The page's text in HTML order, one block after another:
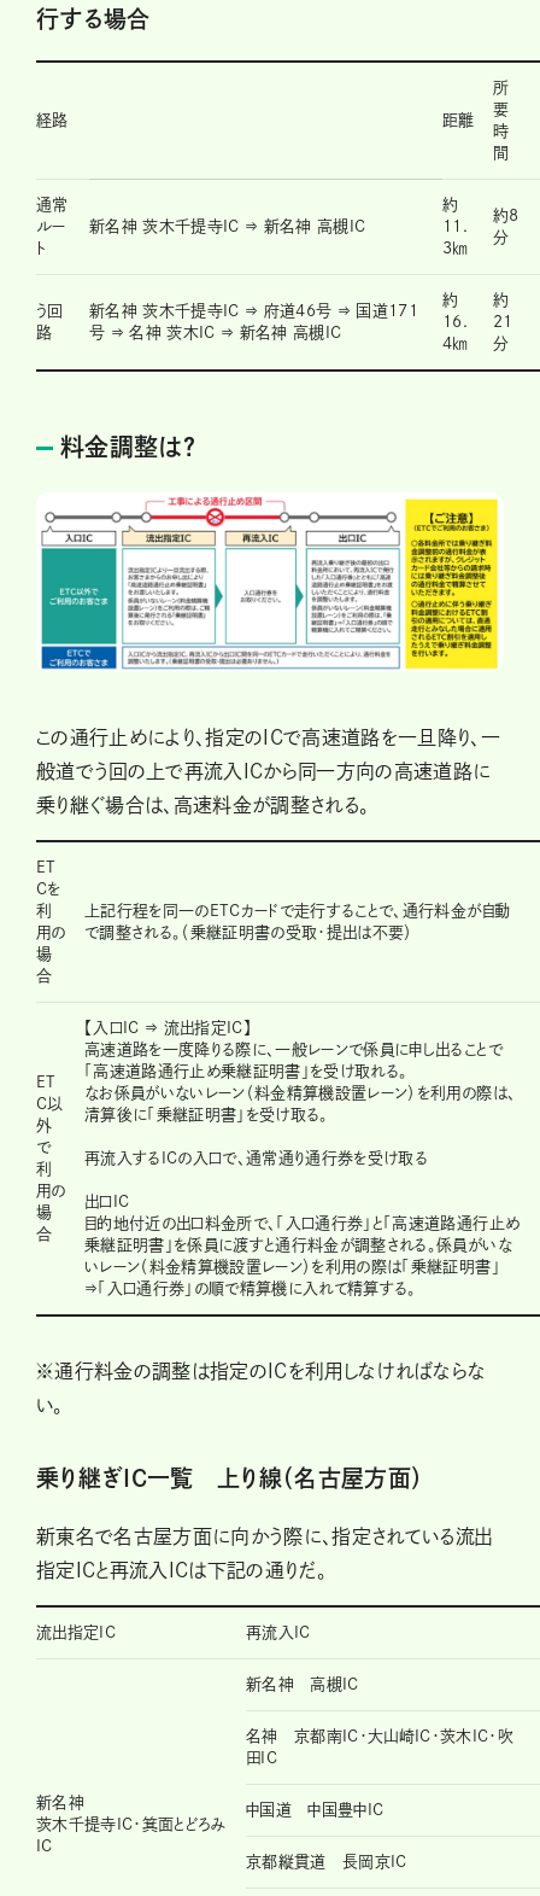
行する場合
経路 距離
所
要
時
間
通常
ルー
ト
新名神 茨木千提寺IC ⇒ 新名神 高槻IC
約
11.
3㎞
約8
分
う回
路
新名神 茨木千提寺IC ⇒ 府道46号 ⇒ 国道171
号 ⇒ 名神 茨木IC ⇒ 新名神 高槻IC
約
16.
4㎞
約
21
分
料金調整は？
この通行止めにより、指定のICで高速道路を一旦降り、一
般道でう回の上で再流入ICから同一方向の高速道路に
乗り継ぐ場合は、高速料金が調整される。
ET
Cを
利
用の
場
合
上記行程を同一のETCカードで走行することで、通行料金が自動
で調整される。（乗継証明書の受取・提出は不要）
ET
C以
外
で
利
用の
場
合
【入口IC ⇒ 流出指定IC】
高速道路を一度降りる際に、一般レーンで係員に申し出ることで
「高速道路通行止め乗継証明書」を受け取れる。
なお係員がいないレーン（料金精算機設置レーン）を利用の際は、
清算後に「乗継証明書」を受け取る。
再流入するICの入口で、通常通り通行券を受け取る
出口IC
目的地付近の出口料金所で、「入口通行券」と「高速道路通行止め
乗継証明書」を係員に渡すと通行料金が調整される。係員がいな
いレーン（料金精算機設置レーン）を利用の際は「乗継証明書」
⇒「入口通行券」の順で精算機に入れて精算する。
※通行料金の調整は指定のICを利用しなければならな
い。
乗り継ぎIC一覧 上り線（名古屋方面）
新東名で名古屋方面に向かう際に、指定されている流出
指定ICと再流入ICは下記の通りだ。
流出指定IC 再流入IC
新名神
茨木千提寺IC・箕面とどろみ
IC
新名神 高槻IC
名神 京都南IC・大山崎IC・茨木IC・吹
田IC
中国道 中国豊中IC
京都縦貫道 長岡京IC